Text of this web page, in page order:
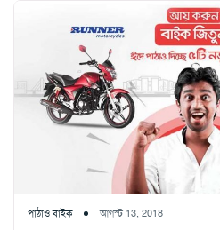
পাঠাও বাইক আগস্ট 13, 2018